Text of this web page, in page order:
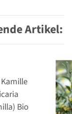
Artikel: